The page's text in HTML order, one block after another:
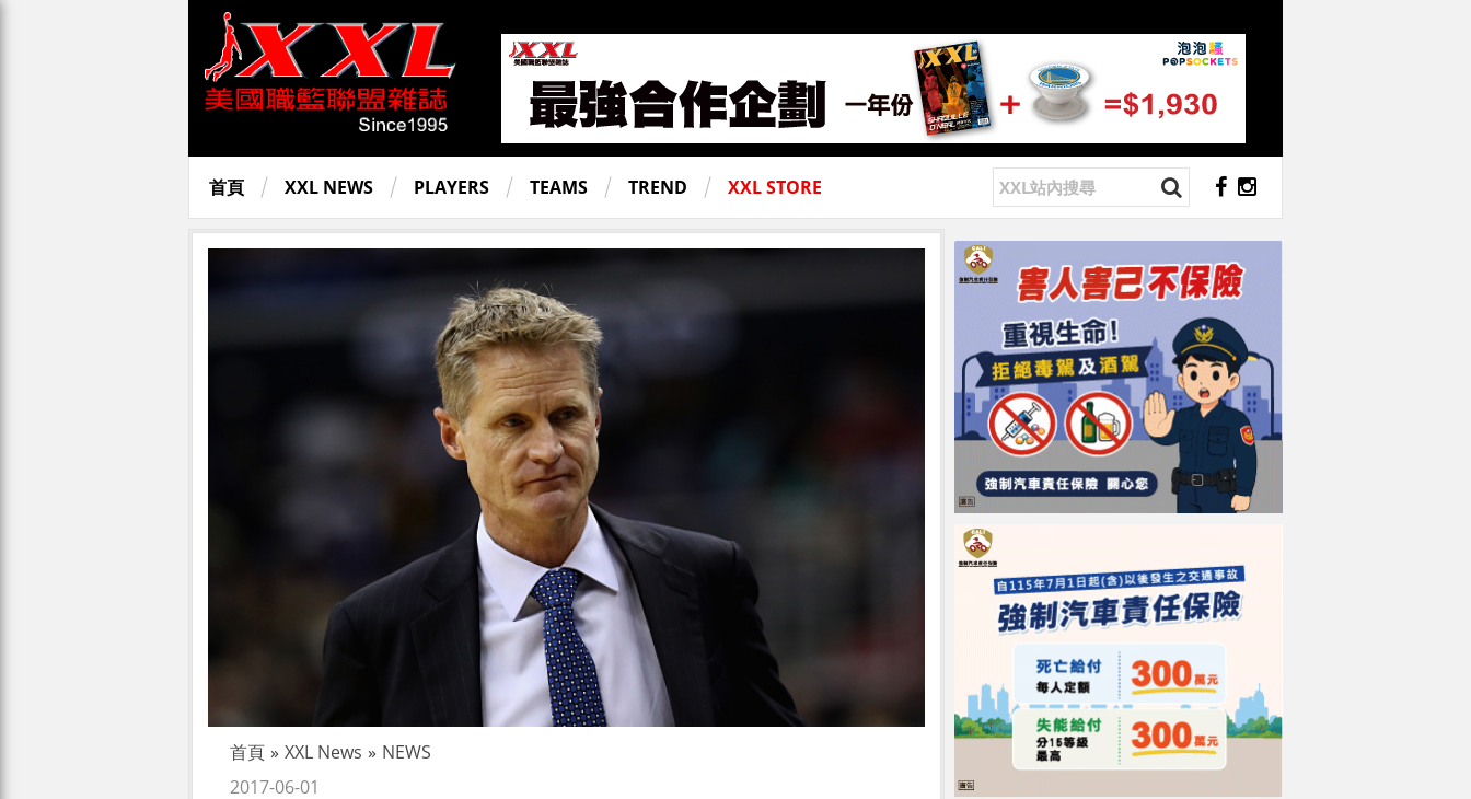
首頁 XXL NEWS PLAYERS TEAMS TREND XXL STORE
首頁 » XXL News » NEWS
2017-06-01